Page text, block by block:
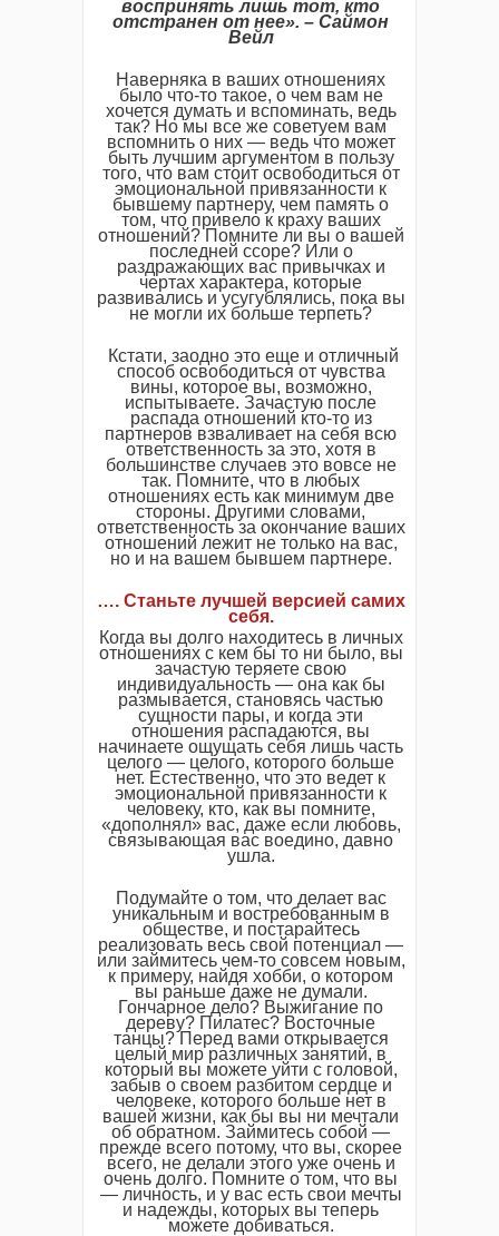
воспринять лишь тот, кто
отстранен от нее». – Саймон
Вейл
Наверняка в ваших отношениях
было что-то такое, о чем вам не
хочется думать и вспоминать, ведь
так? Но мы все же советуем вам
вспомнить о них — ведь что может
быть лучшим аргументом в пользу
того, что вам стоит освободиться от
эмоциональной привязанности к
бывшему партнеру, чем память о
том, что привело к краху ваших
отношений? Помните ли вы о вашей
последней ссоре? Или о
раздражающих вас привычках и
чертах характера, которые
развивались и усугублялись, пока вы
не могли их больше терпеть?
Кстати, заодно это еще и отличный
способ освободиться от чувства
вины, которое вы, возможно,
испытываете. Зачастую после
распада отношений кто-то из
партнеров взваливает на себя всю
ответственность за это, хотя в
большинстве случаев это вовсе не
так. Помните, что в любых
отношениях есть как минимум две
стороны. Другими словами,
ответственность за окончание ваших
отношений лежит не только на вас,
но и на вашем бывшем партнере.
…. Станьте лучшей версией самих
себя.
Когда вы долго находитесь в личных
отношениях с кем бы то ни было, вы
зачастую теряете свою
индивидуальность — она как бы
размывается, становясь частью
сущности пары, и когда эти
отношения распадаются, вы
начинаете ощущать себя лишь часть
целого — целого, которого больше
нет. Естественно, что это ведет к
эмоциональной привязанности к
человеку, кто, как вы помните,
«дополнял» вас, даже если любовь,
связывающая вас воедино, давно
ушла.
Подумайте о том, что делает вас
уникальным и востребованным в
обществе, и постарайтесь
реализовать весь свой потенциал —
или займитесь чем-то совсем новым,
к примеру, найдя хобби, о котором
вы раньше даже не думали.
Гончарное дело? Выжигание по
дереву? Пилатес? Восточные
танцы? Перед вами открывается
целый мир различных занятий, в
который вы можете уйти с головой,
забыв о своем разбитом сердце и
человеке, которого больше нет в
вашей жизни, как бы вы ни мечтали
об обратном. Займитесь собой —
прежде всего потому, что вы, скорее
всего, не делали этого уже очень и
очень долго. Помните о том, что вы
— личность, и у вас есть свои мечты
и надежды, которых вы теперь
можете добиваться.